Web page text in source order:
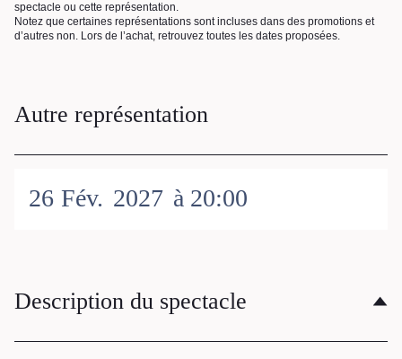
spectacle ou cette représentation.
Notez que certaines représentations sont incluses dans des promotions et
d’autres non. Lors de l’achat, retrouvez toutes les dates proposées.
Autre représentation
26 Fév. 2027 à 20:00
Description du spectacle